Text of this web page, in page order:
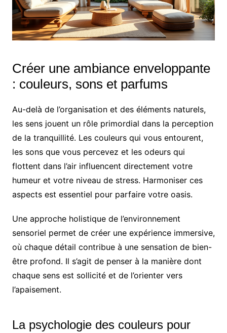
Créer une ambiance enveloppante
: couleurs, sons et parfums
Au-delà de l’organisation et des éléments naturels,
les sens jouent un rôle primordial dans la perception
de la tranquillité. Les couleurs qui vous entourent,
les sons que vous percevez et les odeurs qui
flottent dans l’air influencent directement votre
humeur et votre niveau de stress. Harmoniser ces
aspects est essentiel pour parfaire votre oasis.
Une approche holistique de l’environnement
sensoriel permet de créer une expérience immersive,
où chaque détail contribue à une sensation de bien-
être profond. Il s’agit de penser à la manière dont
chaque sens est sollicité et de l’orienter vers
l’apaisement.
La psychologie des couleurs pour